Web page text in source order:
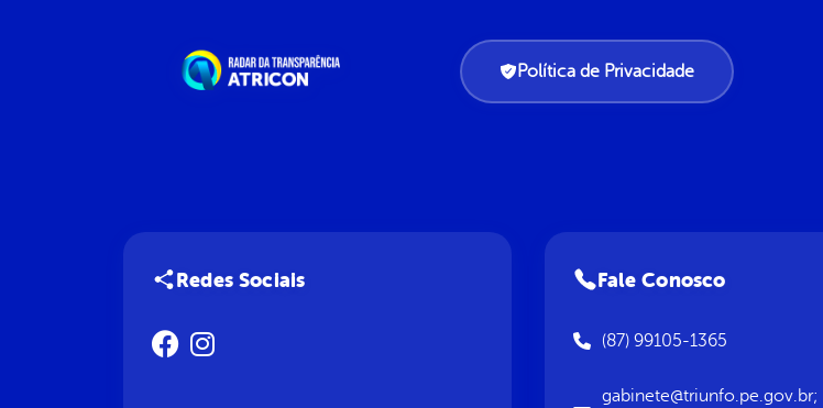
Política de Privacidade
Redes Sociais Fale Conosco
(87) 99105-1365
gabinete@triunfo.pe.gov.br;